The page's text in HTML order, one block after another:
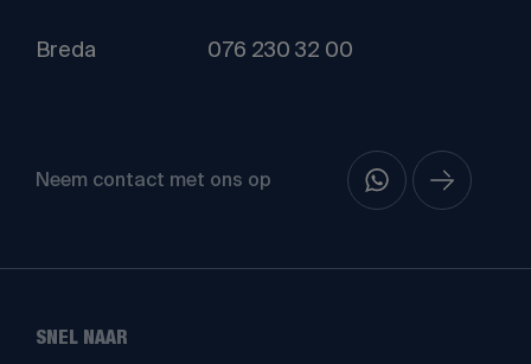
Breda 076 230 32 00
Neem contact met ons op
SNEL NAAR